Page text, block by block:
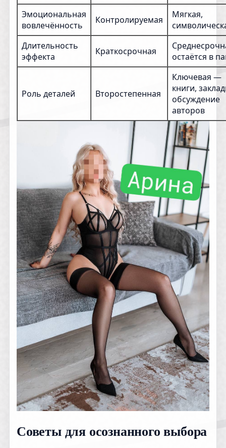
Эмоциональная
вовлечённость
Контролируемая
Мягкая,
Длительность
эффекта
Краткосрочная
остаётся в
Роль деталей Второстепенная
Ключевая —
книги,
обсуждение
авторов
Советы для осознанного выбора